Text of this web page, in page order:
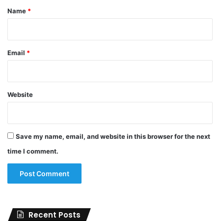
*
Name *
Email *
Website
Save my name, email, and website in this browser for the next
time I comment.
Recent Posts